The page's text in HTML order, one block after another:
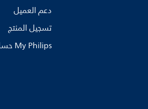
دعم العميل
تسجيل المنتج
My Philips حساب